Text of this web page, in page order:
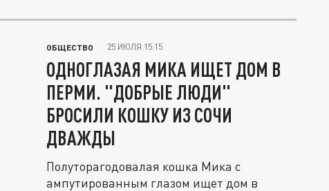
ОБЩЕСТВО 25 ИЮЛЯ 15:15
ОДНОГЛАЗАЯ МИКА ИЩЕТ ДОМ В
ПЕРМИ. "ДОБРЫЕ ЛЮДИ"
БРОСИЛИ КОШКУ ИЗ СОЧИ
ДВАЖДЫ
Полуторагодовалая кошка Мика с
ампутированным глазом ищет дом в